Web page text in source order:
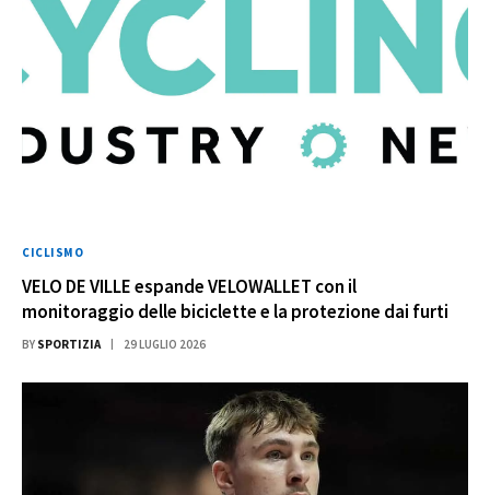
CICLISMO
VELO DE VILLE espande VELOWALLET con il
monitoraggio delle biciclette e la protezione dai furti
BY SPORTIZIA 29 LUGLIO 2026